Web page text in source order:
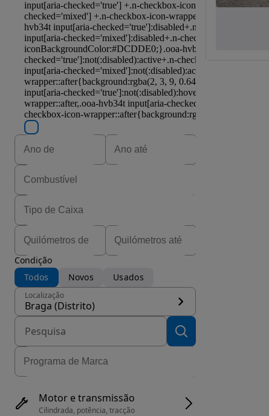
Condição
Todos
Novos Usados
Localização
Braga (Distrito)
Motor e transmissão
Cilindrada, potência, tracção